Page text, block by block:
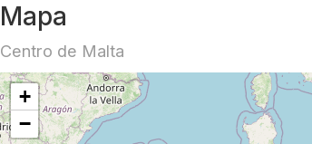
Mapa
Centro de Malta
+
−